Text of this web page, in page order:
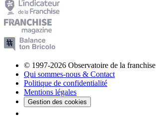
© 1997-2026 Observatoire de la franchise
Qui sommes-nous & Contact
Politique de confidentialité
Mentions légales
Gestion des cookies